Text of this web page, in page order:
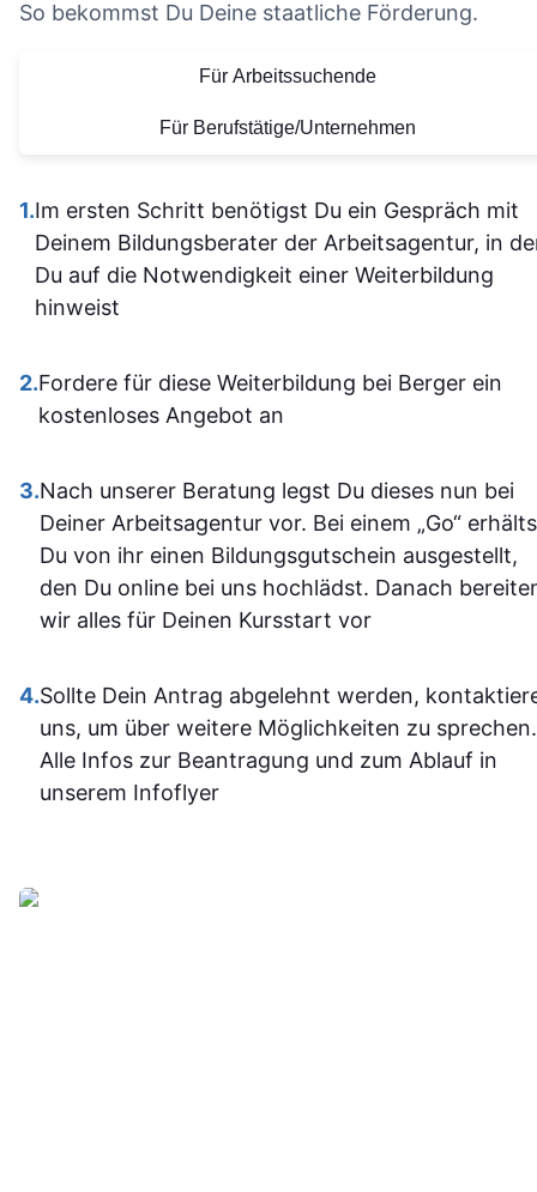
die Organisation und die
Lernmaterialien sind auf
einem hohen Niveau.
zugänglich, sodass man
sich gut orientieren kann.
Insgesamt ist der
alle, die sich im Bereich
SPS weiterbilden oder
Sehr empfehlenswert! 👍
Vielen Dank für
Lernerfahrung
nicht
aufgebaut
man kam
dann gut
allem
einiges
und fühle
im
jetzt
sicherer.
So bekommst Du Deine staatliche Förderung.
Für Arbeitssuchende
Für Berufstätige/Unternehmen
1.Im ersten Schritt benötigst Du ein Gespräch mit
Deinem Bildungsberater der Arbeitsagentur, in
Du auf die Notwendigkeit einer Weiterbildung
hinweist
2.Fordere für diese Weiterbildung bei Berger ein
kostenloses Angebot an
3.Nach unserer Beratung legst Du dieses nun bei
Deiner Arbeitsagentur vor. Bei einem „Go“
Du von ihr einen Bildungsgutschein ausgestellt,
den Du online bei uns hochlädst. Danach
wir alles für Deinen Kursstart vor
4.Sollte Dein Antrag abgelehnt werden,
uns, um über weitere Möglichkeiten zu sprechen.
Alle Infos zur Beantragung und zum Ablauf in
unserem Infoflyer